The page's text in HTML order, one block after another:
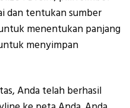
dan tentukan sumber
menentukan panjang
menyimpan
Anda telah berhasil